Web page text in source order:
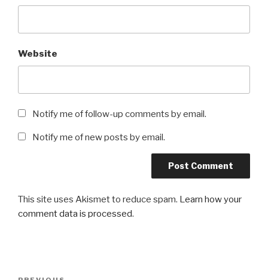
Website
Notify me of follow-up comments by email.
Notify me of new posts by email.
This site uses Akismet to reduce spam. Learn how your
comment data is processed.